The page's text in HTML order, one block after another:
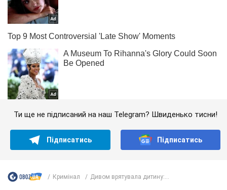
Ти ще не підписаний на наш Telegram? Швиденько тисни!
Підписатись Підписатись
Кримінал Дивом врятувала дитину:...